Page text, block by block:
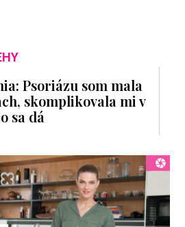
Psoriázu som mala
skomplikovala mi v
sa dá